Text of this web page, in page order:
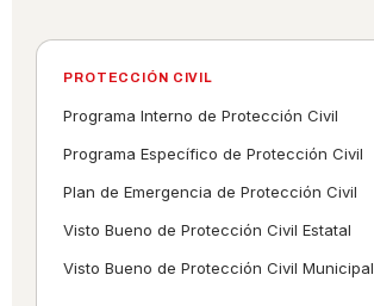
PROTECCIÓN CIVIL
Programa Interno de Protección Civil
Programa Específico de Protección Civil
Plan de Emergencia de Protección Civil
Visto Bueno de Protección Civil Estatal
Visto Bueno de Protección Civil Municipal